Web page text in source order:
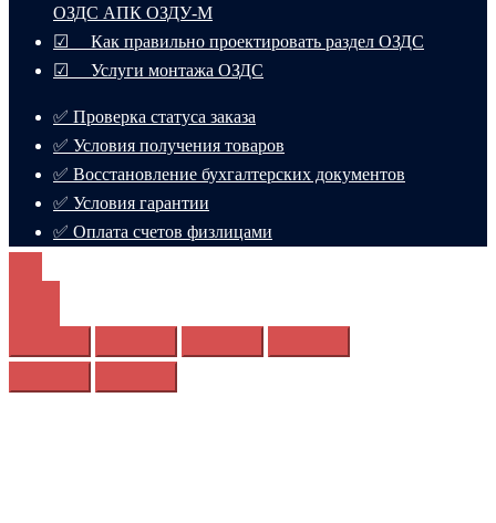
ОЗДС АПК ОЗДУ-М
☑ Как правильно проектировать раздел ОЗДС
☑ Услуги монтажа ОЗДС
✅ Проверка статуса заказа
✅ Условия получения товаров
✅ Восстановление бухгалтерских документов
✅ Условия гарантии
✅ Оплата счетов физлицами